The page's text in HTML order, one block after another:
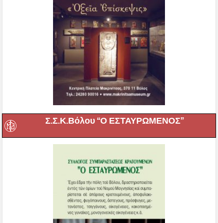
Σ.Σ.Κ.Βόλου “Ο ΕΣΤΑΥΡΩΜΕΝΟΣ”